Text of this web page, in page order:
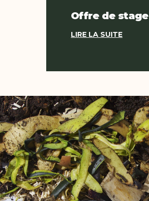
Offre de stage
LIRE LA SUITE